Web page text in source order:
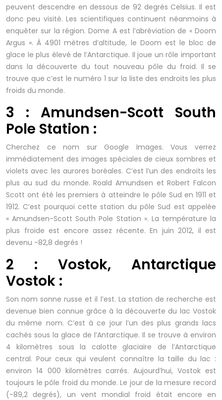
peuvent descendre en dessous de 92 degrés Celsius. Il est
donc peu visité. Les scientifiques continuent néanmoins à
enquêter sur la région. Dome A est l’abréviation de « Doom
Argus ». À 4901 mètres d’altitude, le Doom est le bloc de
glace le plus élevé de l’Antarctique. Il joue un rôle important
dans la découverte du tout nouveau pôle du froid. Il se
trouve que c’est le numéro 1 sur la liste des endroits les plus
froids du monde.
3 : Amundsen-Scott South
Pole Station :
Cherchez ce nom sur Google Images. Vous verrez
immédiatement des images spéciales de cieux sombres et
violets avec les aurores boréales. C’est l’un des endroits les
plus au sud du monde. Roald Amundsen et Robert Falcon
Scott ont été les premiers à atteindre le pôle Sud en 1911 et
1912. C’est pourquoi cette station du pôle Sud est appelée
« Amundsen-Scott South Pole Station ». La température la
plus froide est encore assez récente. En juin 2012, il est
devenu -82,8 degrés !
2 : Vostok, Antarctique
Vostok :
Son nom sonne russe et il l’est. La station de recherche est
devenue bien connue grâce à la découverte du lac Vostok
du même nom. C’est à ce jour l’un des plus grands lacs
cachés sous la glace de l’Antarctique. Il se trouve à environ
4 kilomètres sous la calotte glaciaire de l’Antarctique
central. Pour ceux qui veulent connaître la taille du lac :
environ 14 000 kilomètres carrés. Aujourd’hui, Vostok est
toujours le pôle froid du monde. Le jour de la mesure record
(-89,2 degrés), un vent mondial froid était encore en